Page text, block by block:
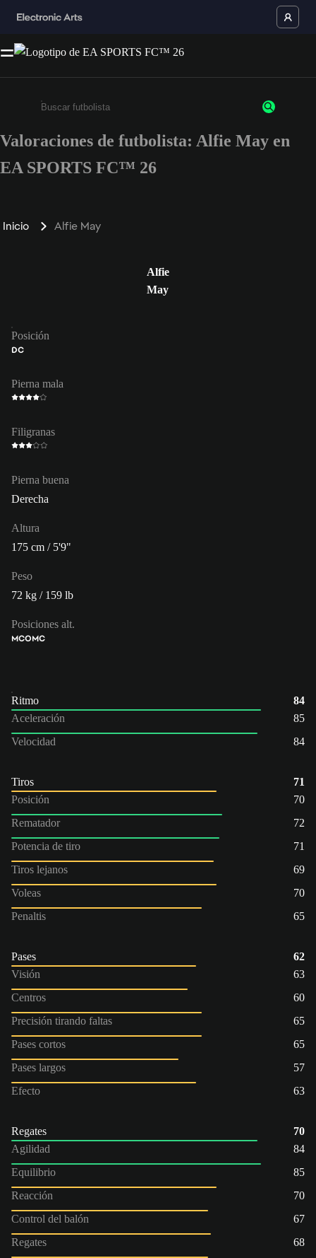
Escribe un mínimo de 3 caracteres o números.
Valoraciones de futbolista: Alfie May en
EA SPORTS FC™ 26
Inicio Alfie May
Alfie
May
Posición
DC
Pierna mala
Filigranas
Pierna buena
Derecha
Altura
175 cm / 5'9"
Peso
72 kg / 159 lb
Posiciones alt.
MCOMC
Ritmo
84
Aceleración
85
Velocidad
84
Tiros
71
Posición
70
Rematador
72
Potencia de tiro
71
Tiros lejanos
69
Voleas
70
Penaltis
65
Pases
62
Visión
63
Centros
60
Precisión tirando faltas
65
Pases cortos
65
Pases largos
57
Efecto
63
Regates
70
Agilidad
84
Equilibrio
85
Reacción
70
Control del balón
67
Regates
68